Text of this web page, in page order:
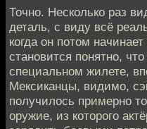
Точно. Несколько раз
деталь, с виду всё
когда он потом
становится понятно,
специальном жилете,
Мексиканцы, видимо,
получилось примерно
оружие, из которого